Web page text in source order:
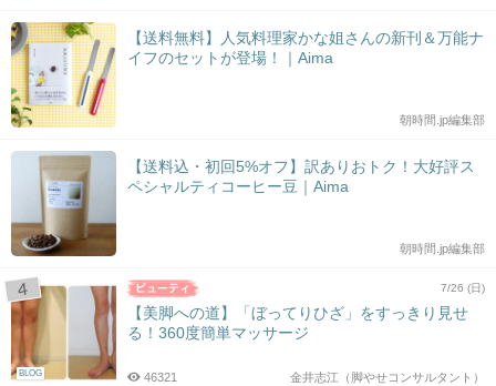
【送料無料】人気料理家かな姐さんの新刊＆万能ナ
イフのセットが登場！｜Aima
朝時間.jp編集部
【送料込・初回5%オフ】訳ありおトク！大好評ス
ペシャルティコーヒー豆｜Aima
朝時間.jp編集部
BLOG
7/26 (日)
【美脚への道】「ぼってりひざ」をすっきり見せ
る！360度簡単マッサージ
金井志江（脚やせコンサルタント）
46321